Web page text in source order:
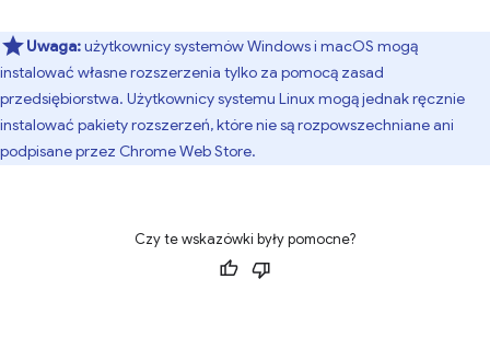
Uwaga:użytkownicy systemów Windows i macOS mogą
instalować własne rozszerzenia tylko za pomocą zasad
przedsiębiorstwa. Użytkownicy systemu Linux mogą jednak ręcznie
instalować pakiety rozszerzeń, które nie są rozpowszechniane ani
podpisane przez Chrome Web Store.
Czy te wskazówki były pomocne?